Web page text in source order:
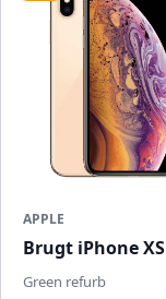
APPLE
Brugt iPhone XS
Green refurb